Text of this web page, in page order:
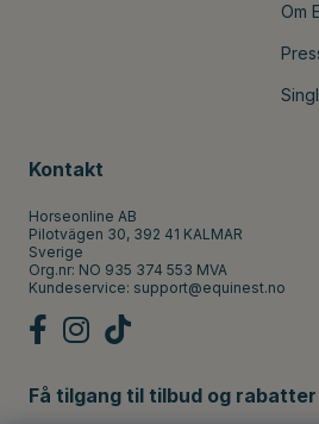
Om
Kontakt
Horseonline AB
Pilotvägen 30, 392 41 KALMAR
Sverige
Org.nr: NO 935 374 553 MVA
Kundeservice: support@equinest.no
Få tilgang til tilbud og